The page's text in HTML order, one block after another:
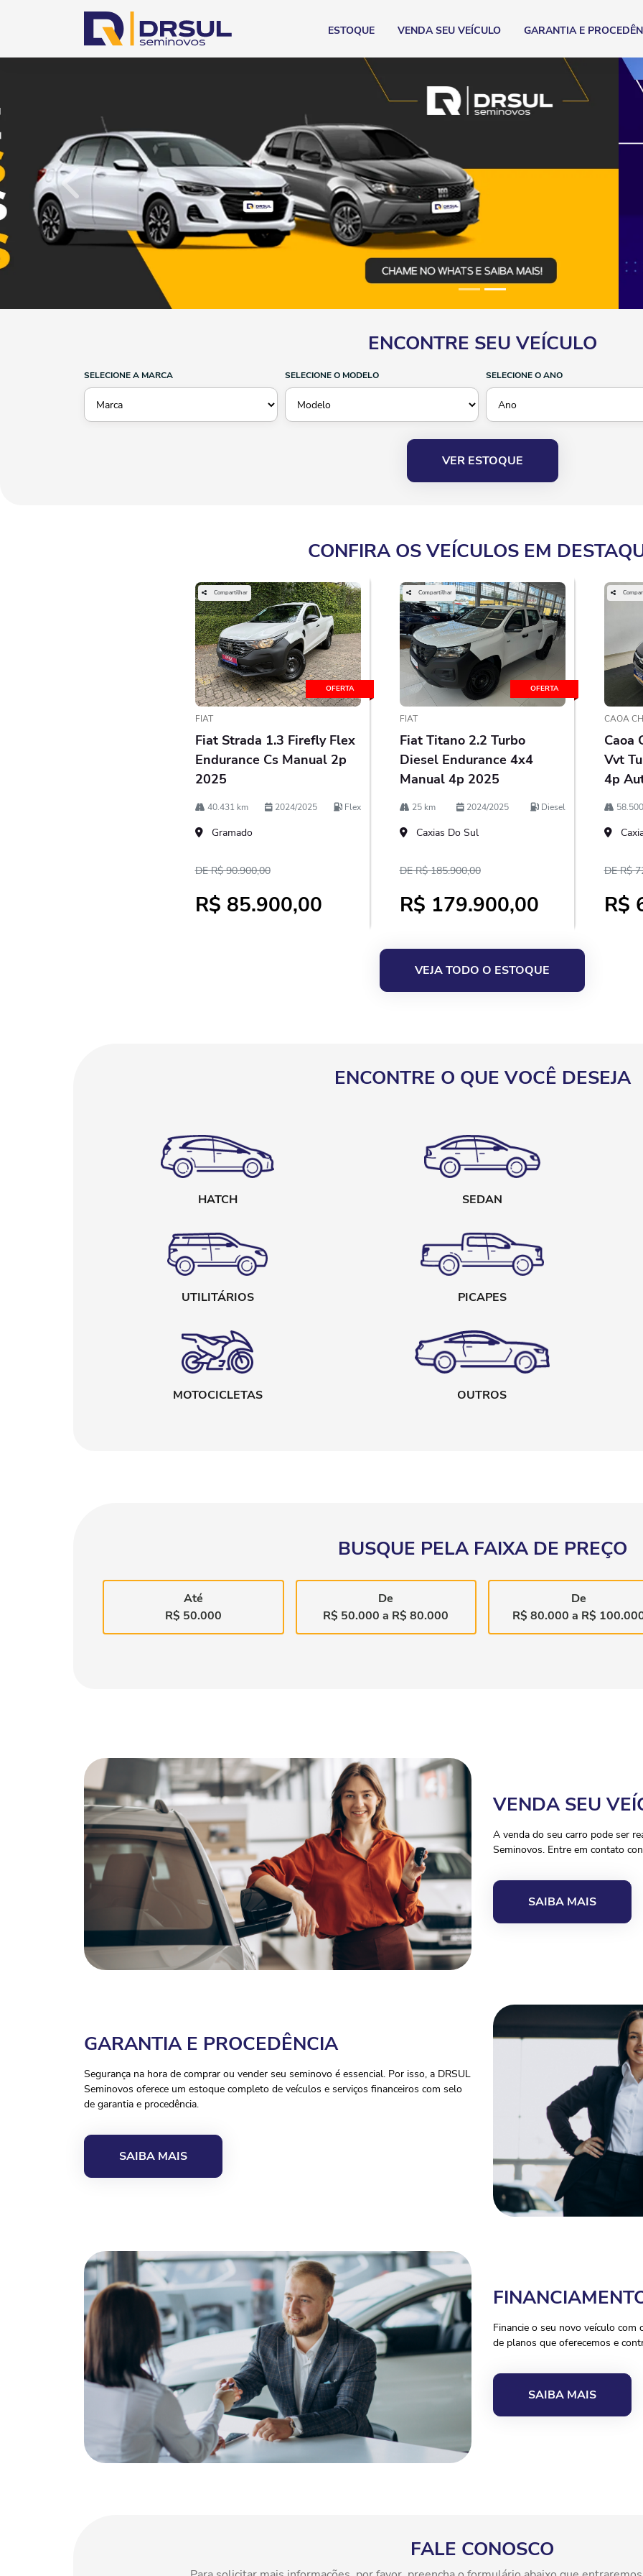
ESTOQUE VENDA SEU VEÍCULO GARANTIA E
templates.template-01.components.carousel.texts.control_prev
ENCONTRE SEU VEÍCULO
SELECIONE A MARCA SELECIONE O MODELO SELECIONE O ANO
VER ESTOQUE
CONFIRA OS VEÍCULOS EM
OFERTA
Compartilhar
FIAT
Fiat Strada 1.3 Firefly Flex
Endurance Cs Manual 2p
2025
40.431 km 2024/2025 Flex
Gramado
DE R$ 90.900,00
R$ 85.900,00
OFERTA
Compartilhar
FIAT
Fiat Titano 2.2 Turbo
Diesel Endurance 4x4
Manual 4p 2025
25 km 2024/2025 Diesel
Caxias Do Sul
DE R$ 185.900,00
R$ 179.900,00
CAOA
Caoa
Vvt
4p
DE R$
R$
VEJA TODO O ESTOQUE
ENCONTRE O QUE VOCÊ DESEJA
HATCH SEDAN
UTILITÁRIOS PICAPES
MOTOCICLETAS OUTROS
BUSQUE PELA FAIXA DE PREÇO
Até
R$ 50.000
De
R$ 50.000 a R$ 80.000
De
R$ 80.000 a R$
VENDA SEU
A venda do seu carro pode ser
Seminovos. Entre em contato
SAIBA MAIS
GARANTIA E PROCEDÊNCIA
Segurança na hora de comprar ou vender seu seminovo é essencial. Por isso, a DRSUL
Seminovos oferece um estoque completo de veículos e serviços financeiros com selo
de garantia e procedência.
SAIBA MAIS
Financie o seu novo veículo
de planos que oferecemos e
SAIBA MAIS
FALE CONOSCO